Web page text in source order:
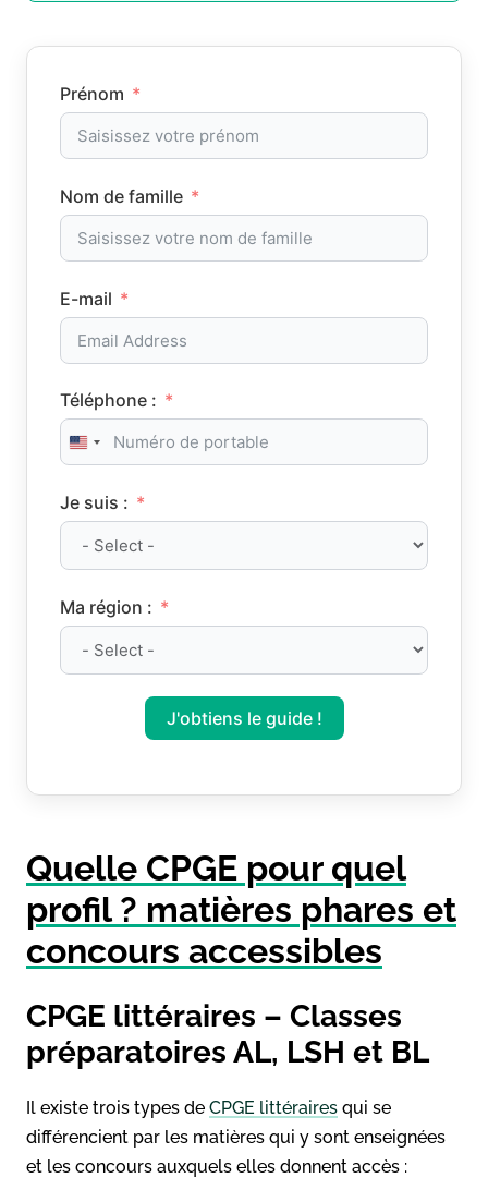
Prénom
Nom de famille
E-mail
Téléphone :
United States +1
Je suis :
Ma région :
J'obtiens le guide !
Quelle CPGE pour quel
profil ? matières phares et
concours accessibles
CPGE littéraires – Classes
préparatoires AL, LSH et BL
Il existe trois types de CPGE littéraires qui se
différencient par les matières qui y sont enseignées
et les concours auxquels elles donnent accès :